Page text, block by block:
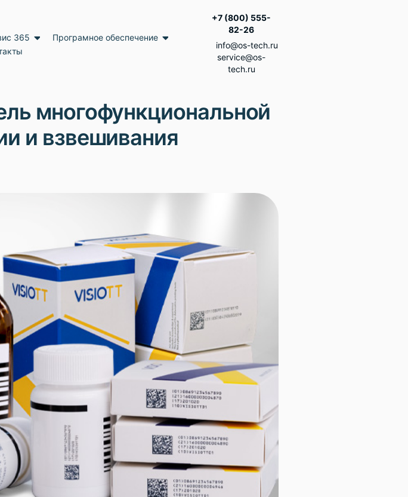
365
Програмное обеспечение
+7 (800) 555-
82-26
info@os-tech.ru
service@os-
tech.ru
многофункциональной
и взвешивания